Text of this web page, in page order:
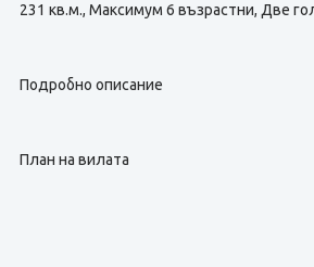
231 кв.м., Максимум 6 възрастни, Две
Подробно описание
План на вилата